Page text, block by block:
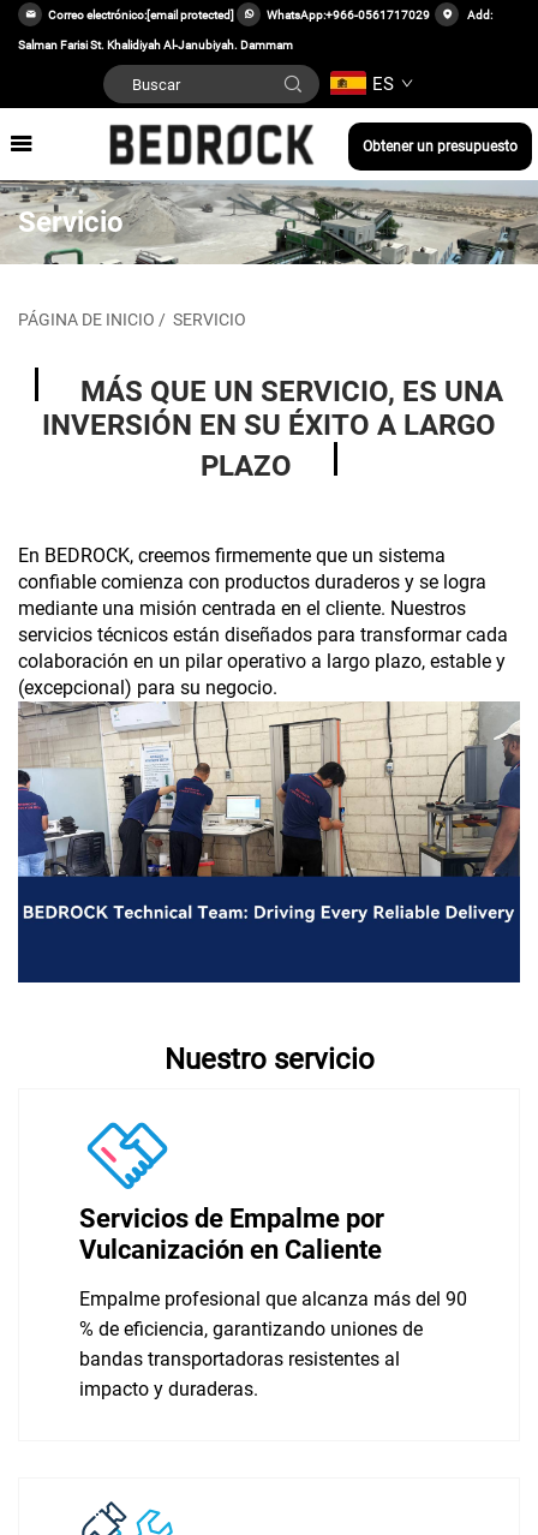
Correo electrónico:[email protected] WhatsApp:+966-0561717029 Add:
Salman Farisi St. Khalidiyah Al-Janubiyah. Dammam
ES
Obtener un presupuesto
Servicio
PÁGINA DE INICIO / SERVICIO
MÁS QUE UN SERVICIO, ES UNA
INVERSIÓN EN SU ÉXITO A LARGO
PLAZO
En BEDROCK, creemos firmemente que un sistema
confiable comienza con productos duraderos y se logra
mediante una misión centrada en el cliente. Nuestros
servicios técnicos están diseñados para transformar cada
colaboración en un pilar operativo a largo plazo, estable y
(excepcional) para su negocio.
Nuestro servicio
Servicios de Empalme por
Vulcanización en Caliente
Empalme profesional que alcanza más del 90
% de eficiencia, garantizando uniones de
bandas transportadoras resistentes al
impacto y duraderas.